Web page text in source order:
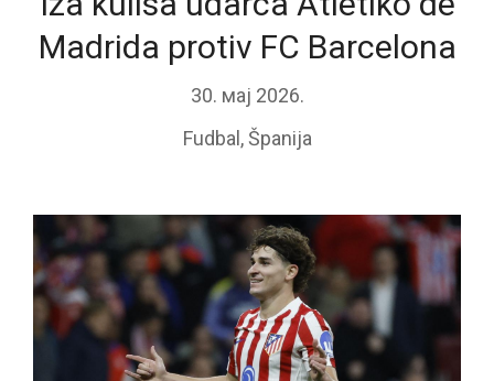
Madrida protiv FC Barcelona
30. мај 2026.
Fudbal ,Španija